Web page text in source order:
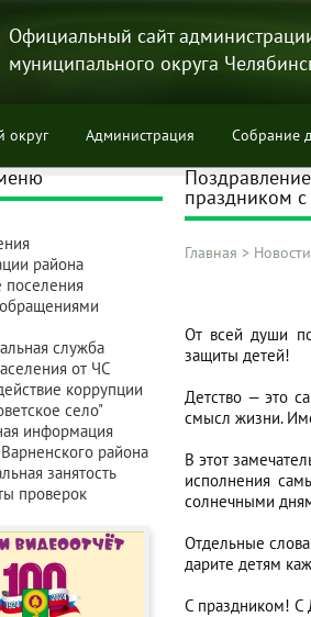
Официальный сайт
муниципального округа
округ Администрация Собрание
праздником
Главная > Новости
От всей души
защиты детей!
Детство — это
смысл жизни.
В этот
исполнения
солнечными
Отдельные
дарите детям
С праздником! С
района
поселения
служба
от ЧС
коррупции
село"
информация
района
занятость
проверок